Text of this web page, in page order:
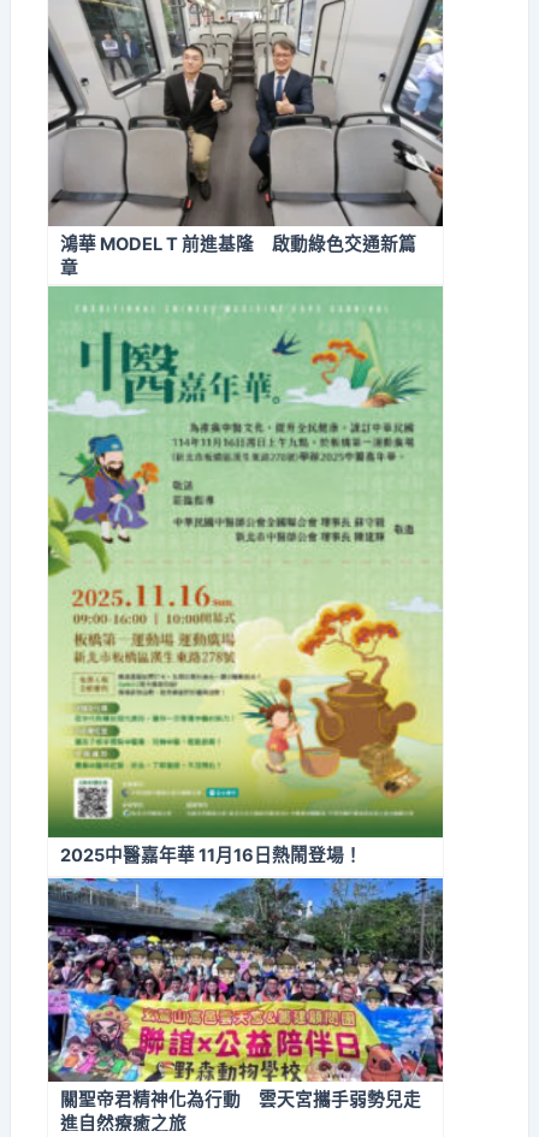
鴻華 MODEL T 前進基隆 啟動綠色交通新篇
章
2025中醫嘉年華 11月16日熱鬧登場！
關聖帝君精神化為行動 雲天宮攜手弱勢兒走
進自然療癒之旅